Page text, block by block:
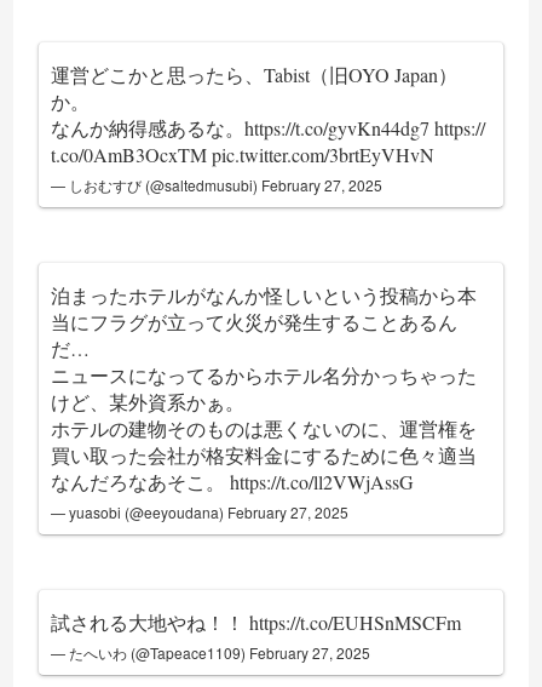
運営どこかと思ったら、Tabist（旧OYO Japan）
か。
なんか納得感あるな。https://t.co/gyvKn44dg7 https://
t.co/0AmB3OcxTM pic.twitter.com/3brtEyVHvN
— しおむすび (@saltedmusubi) February 27, 2025
泊まったホテルがなんか怪しいという投稿から本
当にフラグが立って火災が発生することあるん
だ…
ニュースになってるからホテル名分かっちゃった
けど、某外資系かぁ。
ホテルの建物そのものは悪くないのに、運営権を
買い取った会社が格安料金にするために色々適当
なんだろなあそこ。https://t.co/ll2VWjAssG
— yuasobi (@eeyoudana) February 27, 2025
試される大地やね！！https://t.co/EUHSnMSCFm
— たへいわ (@Tapeace1109) February 27, 2025